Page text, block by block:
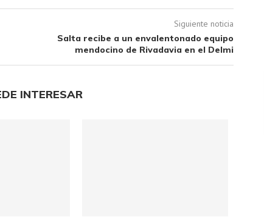
Siguiente noticia
Salta recibe a un envalentonado equipo
mendocino de Rivadavia en el Delmi
INTERESAR